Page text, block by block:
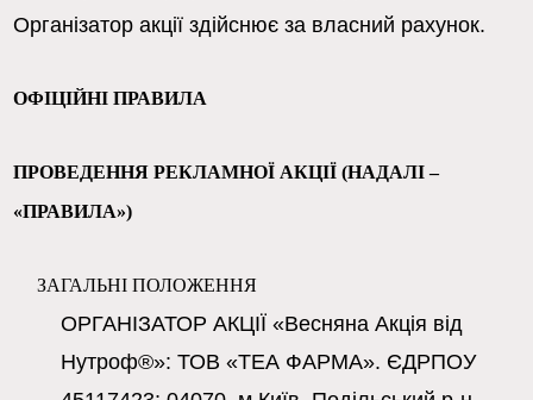
Організатор акції здійснює за власний рахунок.
ОФІЦІЙНІ ПРАВИЛА
ПРОВЕДЕННЯ РЕКЛАМНОЇ АКЦІЇ (НАДАЛІ –
«ПРАВИЛА»)
ЗАГАЛЬНІ ПОЛОЖЕННЯ
ОРГАНІЗАТОР АКЦІЇ «Весняна Акція від
Нутроф®»: ТОВ «ТЕА ФАРМА». ЄДРПОУ